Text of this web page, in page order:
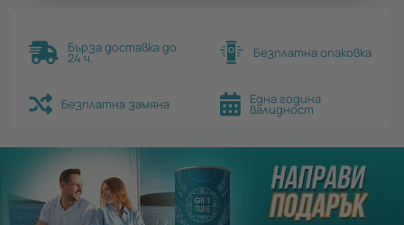
Бърза доставка до
24 ч. Безплатна опаковка
Безплатна замяна Една година
валидност